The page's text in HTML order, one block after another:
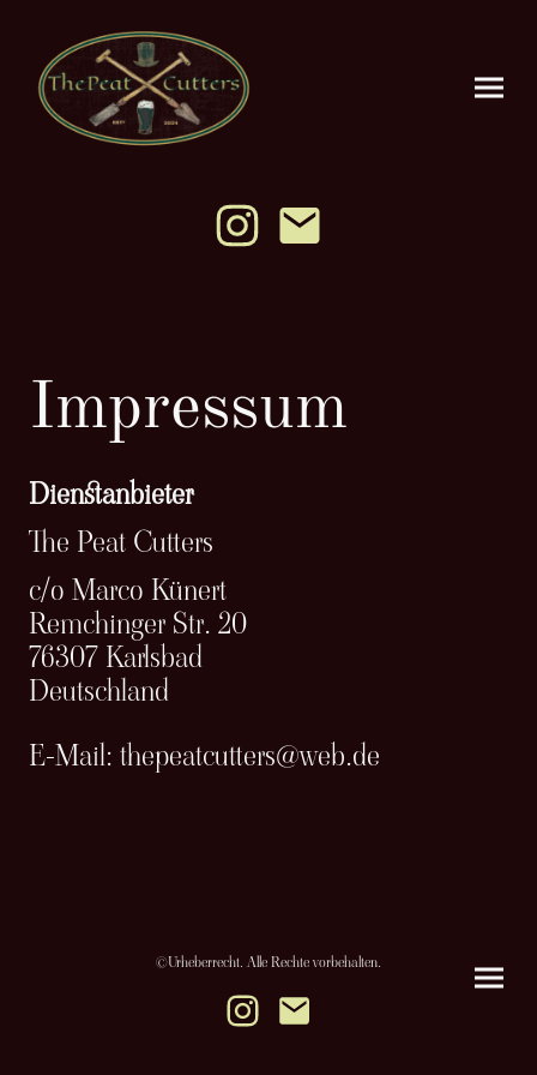
Impressum
Dienstanbieter
The Peat Cutters
c/o Marco Künert
Remchinger Str. 20
76307 Karlsbad
Deutschland
E-Mail: thepeatcutters@web.de
©Urheberrecht. Alle Rechte vorbehalten.